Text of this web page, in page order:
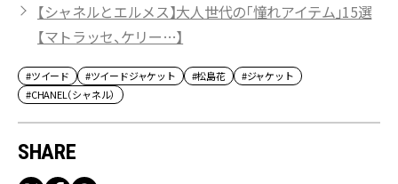
【シャネルとエルメス】大人世代の「憧れアイテム」15選
【マトラッセ、ケリー…】
#ツイード #ツイードジャケット #松島花
#ジャケット
#CHANEL（シャネル）
SHARE